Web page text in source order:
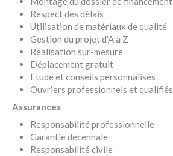
Respect des délais
Utilisation de matériaux de qualité
Gestion du projet d'A à Z
Réalisation sur-mesure
Déplacement gratuit
Etude et conseils personnalisés
Ouvriers professionnels et qualifiés
Assurances
Responsabilité professionnelle
Garantie décennale
Responsabilité civile